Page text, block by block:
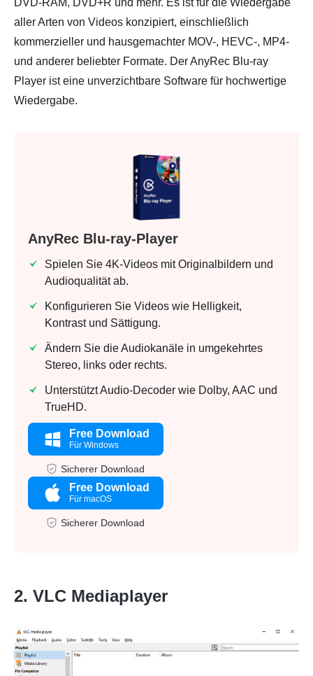
aller Arten von Videos konzipiert, einschließlich
kommerzieller und hausgemachter MOV-, HEVC-, MP4-
und anderer beliebter Formate. Der AnyRec Blu-ray
Player ist eine unverzichtbare Software für hochwertige
Wiedergabe.
AnyRec Blu-ray-Player
Spielen Sie 4K-Videos mit Originalbildern und
Audioqualität ab.
Konfigurieren Sie Videos wie Helligkeit,
Kontrast und Sättigung.
Ändern Sie die Audiokanäle in umgekehrtes
Stereo, links oder rechts.
Unterstützt Audio-Decoder wie Dolby, AAC und
TrueHD.
Free Download
Für Windows
Sicherer Download
Free Download
Für macOS
Sicherer Download
2. VLC Mediaplayer